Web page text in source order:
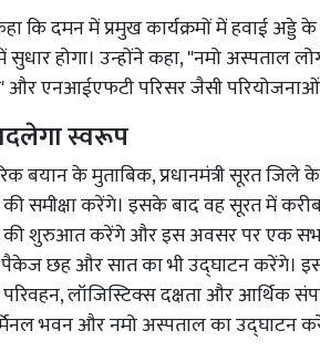
कहा कि दमन में प्रमुख कार्यक्रमों में हवाई
सुधार होगा। उन्होंने कहा, ''नमो अस्पताल
एनआईएफटी परिसर जैसी परियोजनाओं
स्वरूप
बयान के मुताबिक, प्रधानमंत्री सूरत जिले
समीक्षा करेंगे। इसके बाद वह सूरत में
शुरुआत करेंगे और इस अवसर पर एक सभा
छह और सात का भी उद्घाटन करेंगे। इस
लॉजिस्टिक्स दक्षता और आर्थिक
भवन और नमो अस्पताल का उद्घाटन